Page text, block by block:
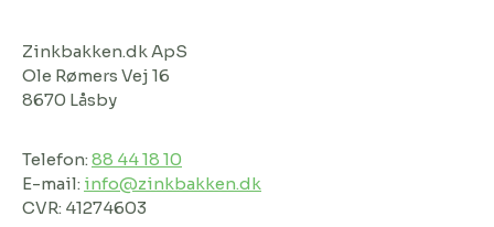
Zinkbakken.dk ApS
Ole Rømers Vej 16
8670 Låsby
Telefon: 88 44 18 10
E-mail: info@zinkbakken.dk
CVR: 41274603